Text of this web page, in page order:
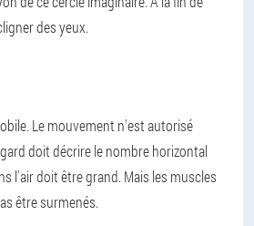
des yeux.
Le mouvement n'est autorisé
doit décrire le nombre horizontal
l'air doit être grand. Mais les muscles
être surmenés.